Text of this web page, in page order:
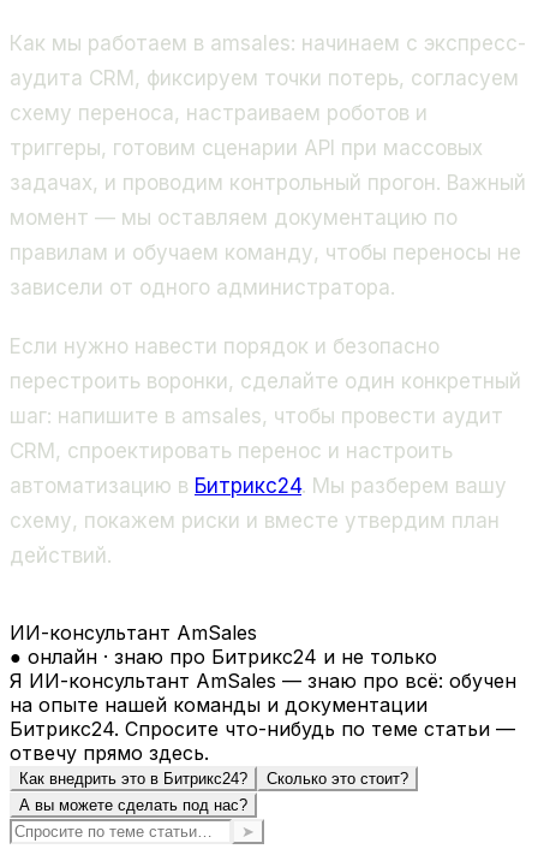
Как мы работаем в amsales: начинаем с экспресс-
аудита CRM, фиксируем точки потерь, согласуем
схему переноса, настраиваем роботов и
триггеры, готовим сценарии API при массовых
задачах, и проводим контрольный прогон. Важный
момент — мы оставляем документацию по
правилам и обучаем команду, чтобы переносы не
зависели от одного администратора.
Если нужно навести порядок и безопасно
перестроить воронки, сделайте один конкретный
шаг: напишите в amsales, чтобы провести аудит
CRM, спроектировать перенос и настроить
автоматизацию в Битрикс24. Мы разберем вашу
схему, покажем риски и вместе утвердим план
действий.
ИИ-консультант AmSales
● онлайн · знаю про Битрикс24 и не только
Я ИИ-консультант AmSales — знаю про всё: обучен
на опыте нашей команды и документации
Битрикс24. Спросите что-нибудь по теме статьи —
отвечу прямо здесь.
Как внедрить это в Битрикс24?
Сколько это стоит?
А вы можете сделать под нас?
➤